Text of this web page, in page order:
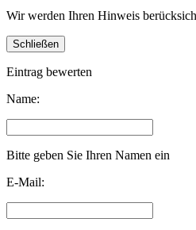
Wir werden Ihren Hinweis
Eintrag bewerten
Name:
Bitte geben Sie Ihren Namen ein
E-Mail: